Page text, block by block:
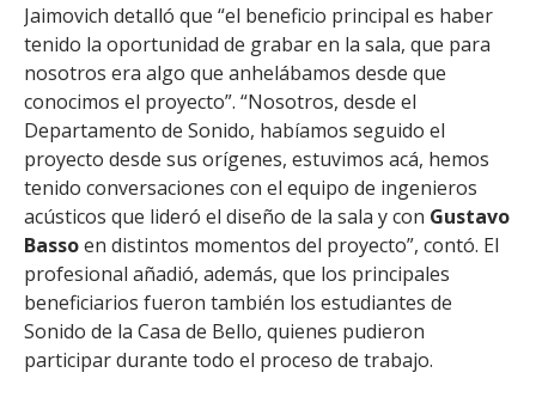
Jaimovich detalló que “el beneficio principal es haber
tenido la oportunidad de grabar en la sala, que para
nosotros era algo que anhelábamos desde que
conocimos el proyecto”. “Nosotros, desde el
Departamento de Sonido, habíamos seguido el
proyecto desde sus orígenes, estuvimos acá, hemos
tenido conversaciones con el equipo de ingenieros
acústicos que lideró el diseño de la sala y con Gustavo
Bassoen distintos momentos del proyecto”, contó. El
profesional añadió, además, que los principales
beneficiarios fueron también los estudiantes de
Sonido de la Casa de Bello, quienes pudieron
participar durante todo el proceso de trabajo.